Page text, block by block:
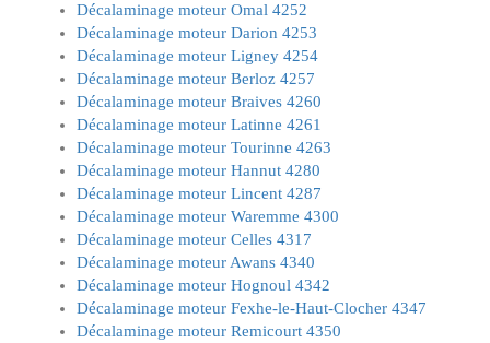
Décalaminage moteur Omal 4252
Décalaminage moteur Darion 4253
Décalaminage moteur Ligney 4254
Décalaminage moteur Berloz 4257
Décalaminage moteur Braives 4260
Décalaminage moteur Latinne 4261
Décalaminage moteur Tourinne 4263
Décalaminage moteur Hannut 4280
Décalaminage moteur Lincent 4287
Décalaminage moteur Waremme 4300
Décalaminage moteur Celles 4317
Décalaminage moteur Awans 4340
Décalaminage moteur Hognoul 4342
Décalaminage moteur Fexhe-le-Haut-Clocher 4347
Décalaminage moteur Remicourt 4350